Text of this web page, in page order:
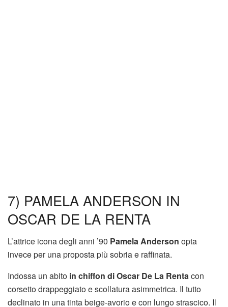
7) PAMELA ANDERSON IN
OSCAR DE LA RENTA
L’attrice icona degli anni ’90 Pamela Anderson opta
invece per una proposta più sobria e raffinata.
Indossa un abito in chiffon di Oscar De La Rentacon
corsetto drappeggiato e scollatura asimmetrica. Il tutto
declinato in una tinta beige-avorio e con lungo strascico. Il